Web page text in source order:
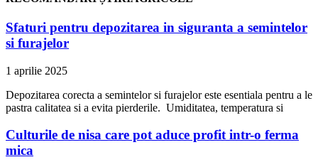
Sfaturi pentru depozitarea in siguranta a semintelor
si furajelor
1 aprilie 2025
Depozitarea corecta a semintelor si furajelor este esentiala pentru a le
pastra calitatea si a evita pierderile. Umiditatea, temperatura si
Culturile de nisa care pot aduce profit intr-o ferma
mica